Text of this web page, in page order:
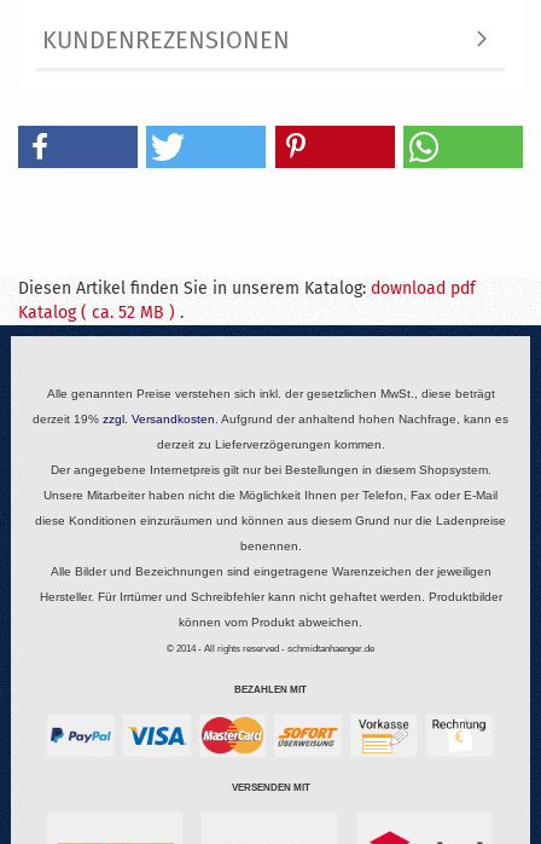
KUNDENREZENSIONEN
Diesen Artikel finden Sie in unserem Katalog: download pdf
Katalog ( ca. 52 MB ) .
Alle genannten Preise verstehen sich inkl. der gesetzlichen MwSt., diese beträgt
derzeit 19% zzgl. Versandkosten . Aufgrund der anhaltend hohen Nachfrage, kann es
derzeit zu Lieferverzögerungen kommen.
Der angegebene Internetpreis gilt nur bei Bestellungen in diesem Shopsystem.
Unsere Mitarbeiter haben nicht die Möglichkeit Ihnen per Telefon, Fax oder E-Mail
diese Konditionen einzuräumen und können aus diesem Grund nur die Ladenpreise
benennen.
Alle Bilder und Bezeichnungen sind eingetragene Warenzeichen der jeweiligen
Hersteller. Für Irrtümer und Schreibfehler kann nicht gehaftet werden. Produktbilder
können vom Produkt abweichen.
© 2014 - All rights reserved - schmidtanhaenger.de
BEZAHLEN MIT
VERSENDEN MIT